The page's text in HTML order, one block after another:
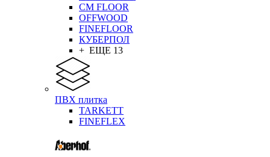
CM FLOOR
OFFWOOD
FINEFLOOR
КУБЕРПОЛ
+ ЕЩЕ 13
ПВХ плитка
TARKETT
FINEFLEX